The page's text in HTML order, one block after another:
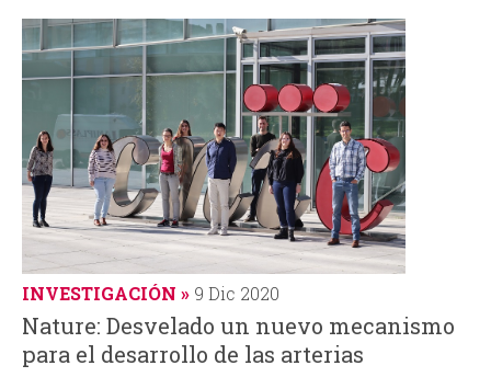
INVESTIGACIÓN 9 Dic 2020
Nature: Desvelado un nuevo mecanismo
para el desarrollo de las arterias